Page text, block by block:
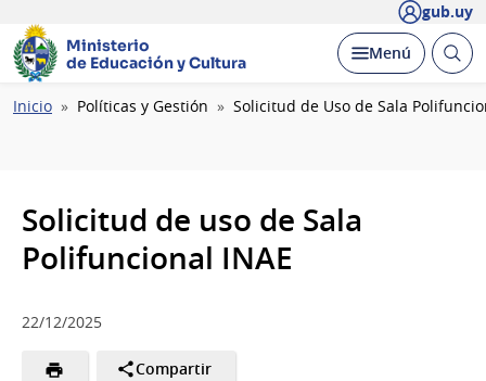
gub.uy
Ministerio
de Educación y Cultura
Desplegar
Menú Abrir
Ruta
Inicio Políticas y Gestión Solicitud de Uso de Sala
Solicitud de uso de Sala
Polifuncional INAE
22/12/2025
Compartir